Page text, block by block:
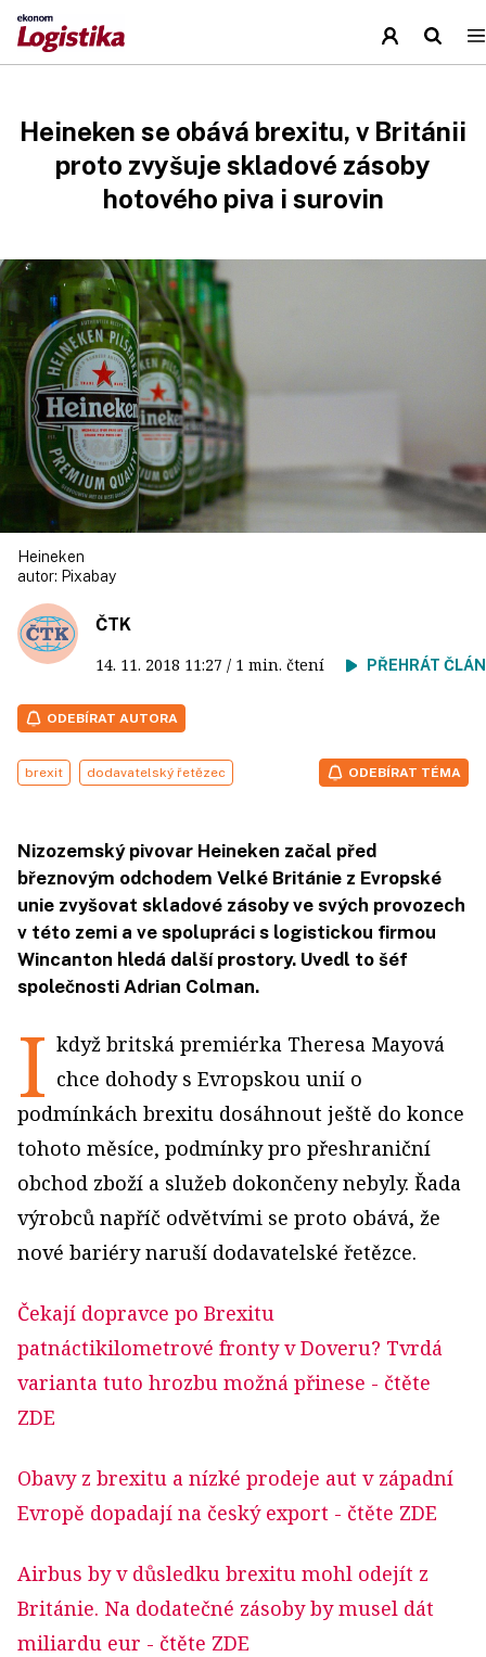
Heineken se obává brexitu, v Británii
proto zvyšuje skladové zásoby
hotového piva i surovin
Heineken
autor: Pixabay
ČTK
14. 11. 2018 11:27 / 1 min. čtení PŘEHRÁT
ODEBÍRAT AUTORA
brexit dodavatelský řetězec ODEBÍRAT TÉMA
Nizozemský pivovar Heineken začal před
březnovým odchodem Velké Británie z Evropské
unie zvyšovat skladové zásoby ve svých provozech
v této zemi a ve spolupráci s logistickou firmou
Wincanton hledá další prostory. Uvedl to šéf
společnosti Adrian Colman.
I když britská premiérka Theresa Mayová
chce dohody s Evropskou unií o
podmínkách brexitu dosáhnout ještě do konce
tohoto měsíce, podmínky pro přeshraniční
obchod zboží a služeb dokončeny nebyly. Řada
výrobců napříč odvětvími se proto obává, že
nové bariéry naruší dodavatelské řetězce.
Čekají dopravce po Brexitu
patnáctikilometrové fronty v Doveru? Tvrdá
varianta tuto hrozbu možná přinese - čtěte
ZDE
Obavy z brexitu a nízké prodeje aut v západní
Evropě dopadají na český export - čtěte ZDE
Airbus by v důsledku brexitu mohl odejít z
Británie. Na dodatečné zásoby by musel dát
miliardu eur - čtěte ZDE